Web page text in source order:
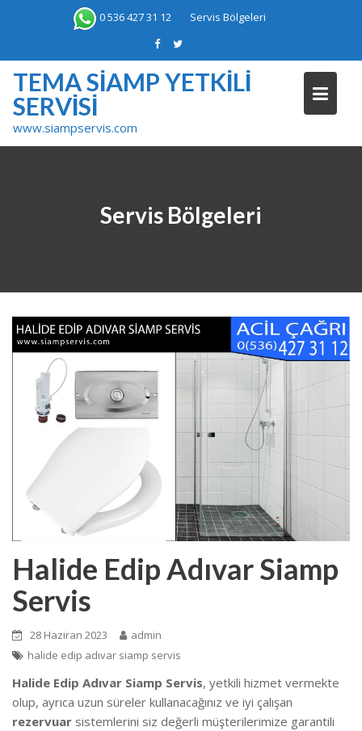
0 536 427 31 12 Servis Bölgeleri
TEMA SIAMP YETKILI
SERVISI
www.siampservis.com
Servis Bölgeleri
Halide Edip Adıvar Siamp
Servis
28 Haziran 2023
admin
halide edip adıvar siamp servis
Halide Edip Adıvar Siamp Servis, yetkili hizmet vermekte
olup, ayrıca uzun süreler kullanacağınız ve iyi çalışan
rezervuar sistemlerini siz değerli müşterilerimize garantili